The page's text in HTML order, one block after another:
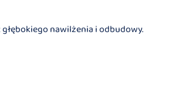
nawilżenia i odbudowy.